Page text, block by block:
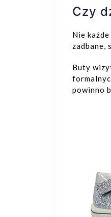
Czy
Nie
zadbane,
Buty
powinno